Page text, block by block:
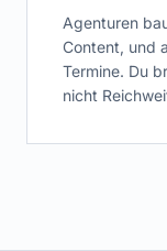
Agenturen
Content, und
Termine. Du
nicht